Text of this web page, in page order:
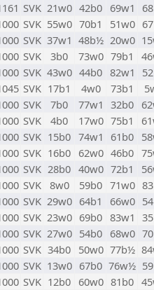
SVK 21w0 42b0 69w1
SVK 55w0 70b1 51w0
SVK 37w1 48b½ 20w0
SVK 3b0 73w0 79b1
SVK 43w0 44b0 82w1
SVK 17b1 4w0 73b1
SVK 7b0 77w1 32b0
SVK 4b0 17w0 75b1
SVK 15b0 74w1 61b0
SVK 16b0 62w0 46b0
SVK 28b0 40w0 72b1
SVK 8w0 59b0 71w0
SVK 29w0 64b1 66w0
SVK 23w0 69b0 83w1
SVK 27w0 54b0 68w0
SVK 34b0 50w0 77b½
SVK 13w0 67b0 76w½
SVK 12b0 60w0 81b0